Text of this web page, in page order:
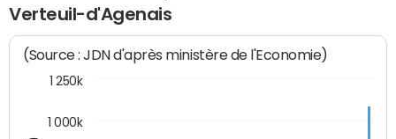
Verteuil-d'Agenais
(Source : JDN d'après ministère de l'Economie)
1 000k
1 250k